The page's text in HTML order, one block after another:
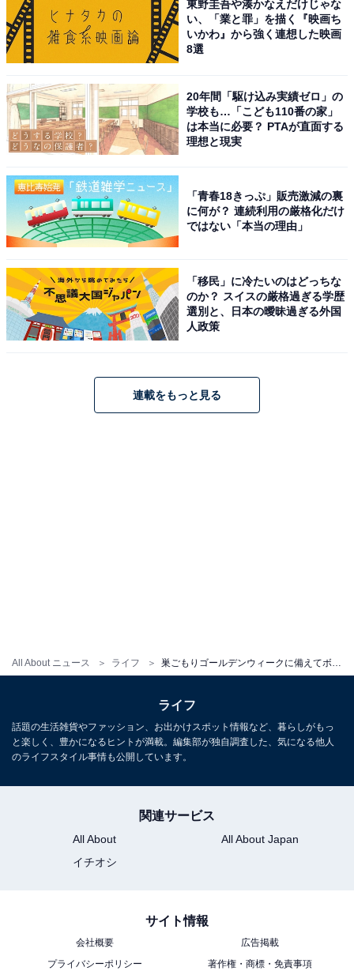
All About ニュース ライフ
す。
ボードゲームは箱を含めると結構大きなサイズになりま
す。しかも平べったい形なので、これにぴったり合う梱
包材が見つからないかもしれません。そんなときには、
プチプチと包装紙を使ってみましょう。そうすれば箱の
形に合わせて包装ができて、送料も極力抑えられます。
筆者がよく使うのは、ネットショッピングで買った商品
ていることもありますが、これを広げると結構大きなサ
イズになりますし、色も落ち着いているので使い勝手が
良いのです。
プチプチで包む（筆者撮影）
東野圭吾や湊かなえだけじゃな
い、「業と罪」を描く『映画ち
いかわ』から強く連想した映画
8選
20年間「駆け込み実績ゼロ」の
学校も…「こども110番の家」
は本当に必要？ PTAが直面する
理想と現実
「青春18きっぷ」販売激減の裏
に何が？ 連続利用の厳格化だけ
ではない「本当の理由」
「移民」に冷たいのはどっちな
のか？ スイスの厳格過ぎる学歴
選別と、日本の曖昧過ぎる外国
人政策
連載をもっと見る
ライフ
話題の生活雑貨やファッション、お出かけスポット情報など、暮らしがもっ
と楽しく、豊かになるヒントが満載。編集部が独自調査した、気になる他人
のライフスタイル事情も公開しています。
関連サービス
All About
All About Japan
イチオシ
サイト情報
会社概要
広告掲載
プライバシーポリシー
著作権・商標・免責事項